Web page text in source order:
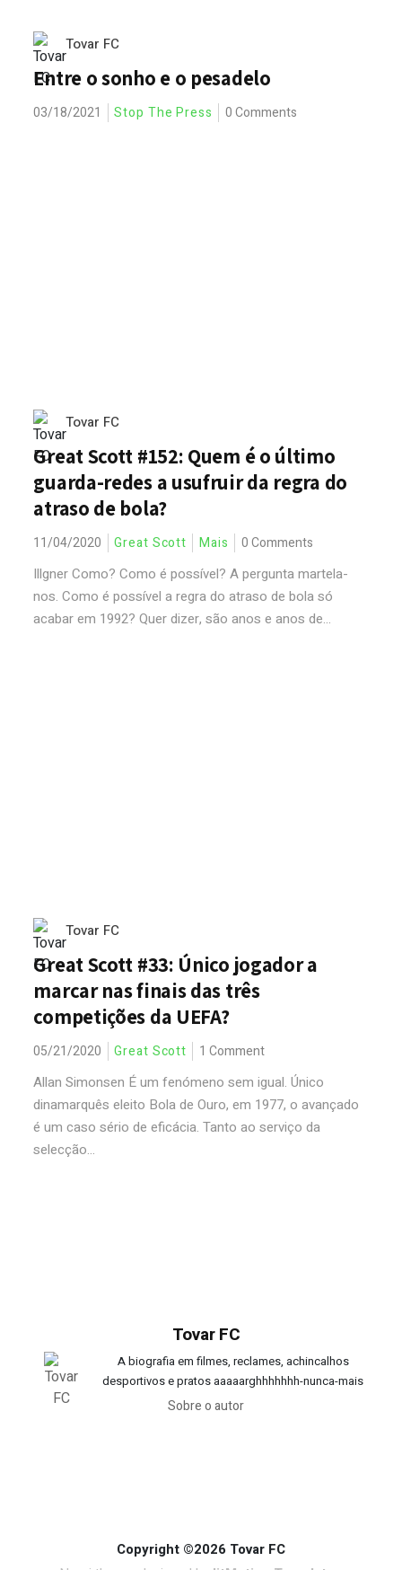
Tovar FC
Entre o sonho e o pesadelo
03/18/2021 Stop The Press 0 Comments
Tovar FC
Great Scott #152: Quem é o último
guarda-redes a usufruir da regra do
atraso de bola?
11/04/2020 Great Scott Mais 0 Comments
Illgner Como? Como é possível? A pergunta martela-
nos. Como é possível a regra do atraso de bola só
acabar em 1992? Quer dizer, são anos e anos de...
Tovar FC
Great Scott #33: Único jogador a
marcar nas finais das três
competições da UEFA?
05/21/2020 Great Scott 1 Comment
Allan Simonsen É um fenómeno sem igual. Único
dinamarquês eleito Bola de Ouro, em 1977, o avançado
é um caso sério de eficácia. Tanto ao serviço da
selecção...
Tovar FC
A biografia em filmes, reclames, achincalhos
desportivos e pratos aaaaarghhhhhhh-nunca-mais
Sobre o autor
Copyright ©2026 Tovar FC